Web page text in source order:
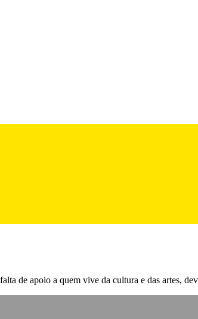
de apoio a quem vive da cultura e das artes,